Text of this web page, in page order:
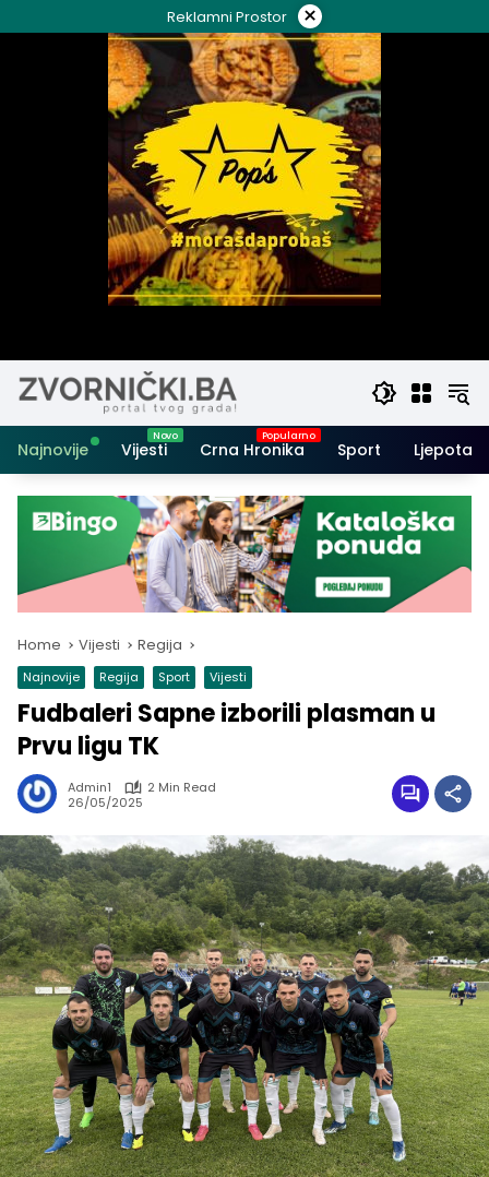
to
Reklamni Prostor ×
Najnovije Vijesti Crna Hronika Sport Ljepota i
Home Vijesti Regija
Najnovije Regija Sport Vijesti
Fudbaleri Sapne izborili plasman u
Prvu ligu TK
Admin1
2 Min Read
26/05/2025